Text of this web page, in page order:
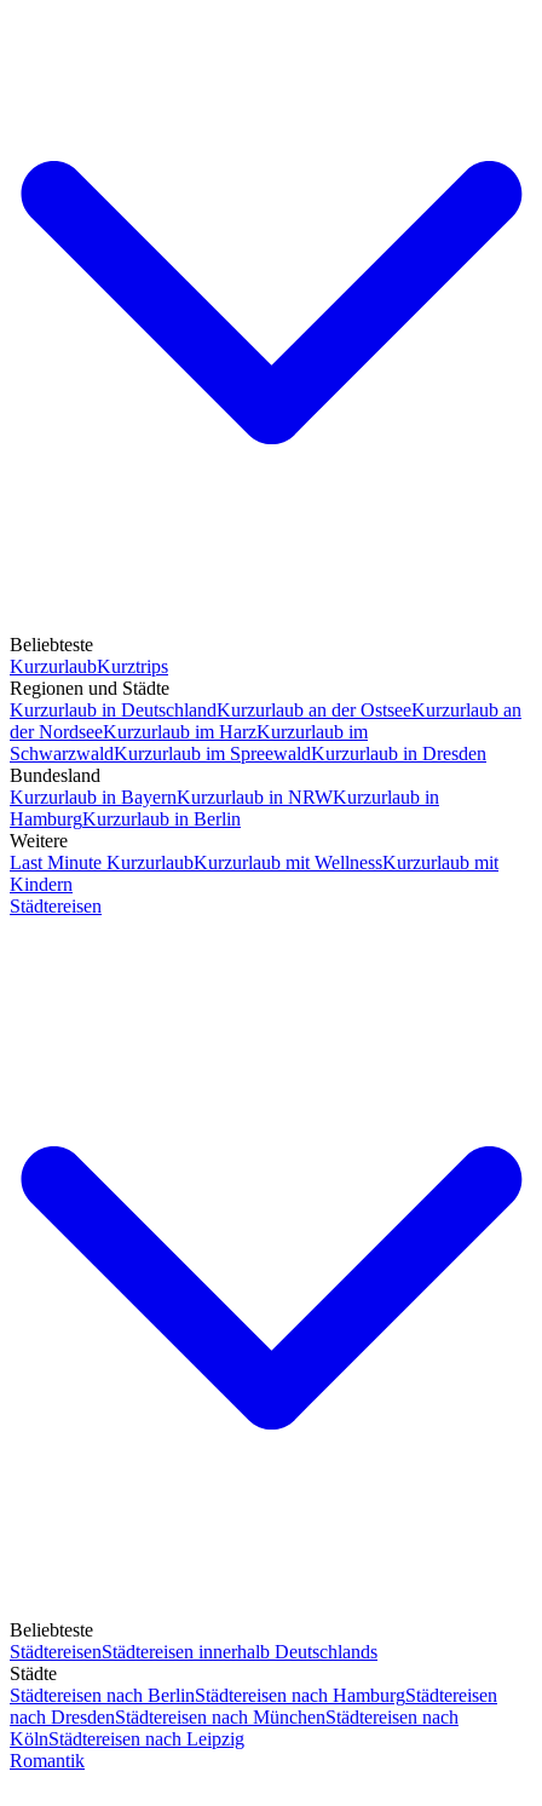
Beliebteste
KurzurlaubKurztrips
Regionen und Städte
Kurzurlaub in DeutschlandKurzurlaub an der OstseeKurzurlaub an
der NordseeKurzurlaub im HarzKurzurlaub im
SchwarzwaldKurzurlaub im SpreewaldKurzurlaub in Dresden
Bundesland
Kurzurlaub in BayernKurzurlaub in NRWKurzurlaub in
HamburgKurzurlaub in Berlin
Weitere
Last Minute KurzurlaubKurzurlaub mit WellnessKurzurlaub mit
Kindern
Städtereisen
Beliebteste
StädtereisenStädtereisen innerhalb Deutschlands
Städte
Städtereisen nach BerlinStädtereisen nach HamburgStädtereisen
nach DresdenStädtereisen nach MünchenStädtereisen nach
KölnStädtereisen nach Leipzig
Romantik